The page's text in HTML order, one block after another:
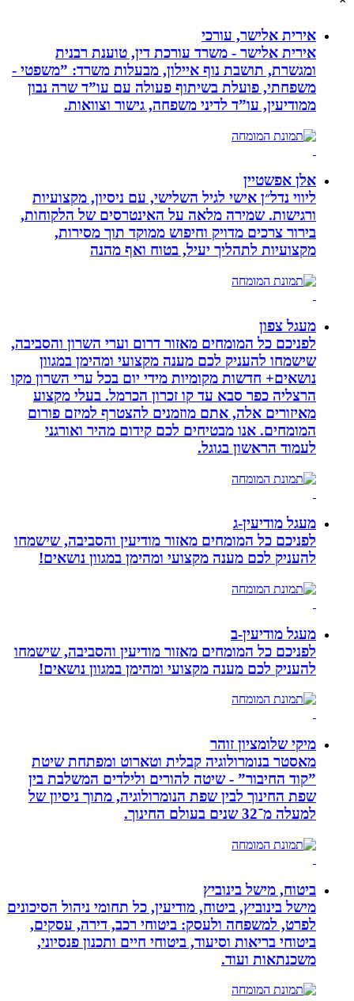
אירית אלישר, עורכי
אירית אלישר - משרד עורכת דין, טוענת רבנית
ומגשרת, תושבת נוף איילון, מבעלות משרד: ”משפטי -
משפחתי, פועלת בשיתוף פעולה עם עו”ד שרה נבון
ממודיעין, עו”ד לדיני משפחה, גישור וצוואות.
אלן אפשטיין
ליווי נדל״ן אישי לגיל השלישי, עם ניסיון, מקצועיות
ורגישות. שמירה מלאה על האינטרסים של הלקוחות,
בירור צרכים מדויק וחיפוש ממוקד תוך מסירות,
מקצועיות לתהליך יעיל, בטוח ואף מהנה
מעגל צפון
לפניכם כל המומחים מאזור דרום וערי השרון והסביבה,
שישמחו להעניק לכם מענה מקצועי ומהימן במגוון
נושאים+ חדשות מקומיות מידי יום בכל ערי השרון מקו
הרצליה כפר סבא עד קו זכרון הכרמל. בעלי מקצוע
מאיזורים אלה, אתם מוזמנים להצטרף למיזם פורום
המומחים. אנו מבטיחים לכם קידום מהיר ואורגני
לעמוד הראשון בגוגל.
מעגל מודיעין-ג
לפניכם כל המומחים מאזור מודיעין והסביבה, שישמחו
להעניק לכם מענה מקצועי ומהימן במגוון נושאים!
מעגל מודיעין-ב
לפניכם כל המומחים מאזור מודיעין והסביבה, שישמחו
להעניק לכם מענה מקצועי ומהימן במגוון נושאים!
מיקי שלומציון זוהר
מאסטר בנומרולוגיה קבלית וטארוט ומפתחת שיטת
”קוד החיבור” - שיטה להורים ולילדים המשלבת בין
שפת החינוך לבין שפת הנומרולוגיה, מתוך ניסיון של
למעלה מ־32 שנים בעולם החינוך.
ביטוח, מישל בינוביץ
מישל בינוביץ, ביטוח, מודיעין, כל תחומי ניהול הסיכונים
לפרט, למשפחה ולעסק: ביטוחי רכב, דירה, עסקים,
ביטוחי בריאות וסיעוד, ביטוחי חיים ותכנון פנסיוני,
משכנתאות ועוד.